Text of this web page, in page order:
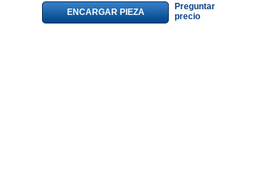
ENCARGAR PIEZA
Preguntar
precio